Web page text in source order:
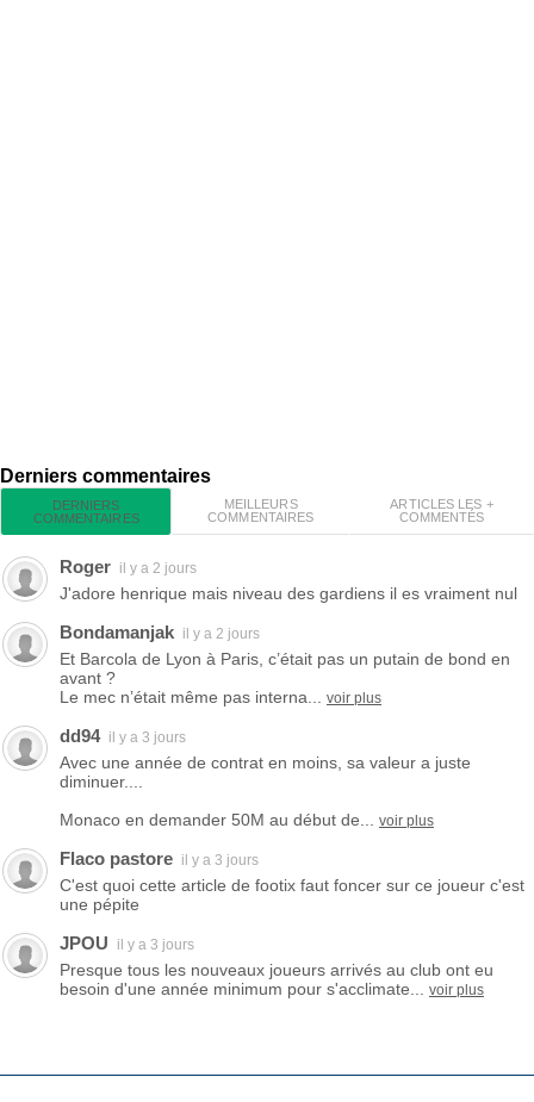
Derniers commentaires
DERNIERS
COMMENTAIRES
MEILLEURS
COMMENTAIRES
ARTICLES LES +
COMMENTÉS
Roger il y a 2 jours
J'adore henrique mais niveau des gardiens il es vraiment nul
Bondamanjak il y a 2 jours
Et Barcola de Lyon à Paris, c’était pas un putain de bond en
avant ?
Le mec n’était même pas interna...
voir plus
dd94 il y a 3 jours
Avec une année de contrat en moins, sa valeur a juste
diminuer....
Monaco en demander 50M au début de...
voir plus
Flaco pastore il y a 3 jours
C'est quoi cette article de footix faut foncer sur ce joueur c'est
une pépite
JPOU il y a 3 jours
Presque tous les nouveaux joueurs arrivés au club ont eu
besoin d'une année minimum pour s'acclimate...
voir plus